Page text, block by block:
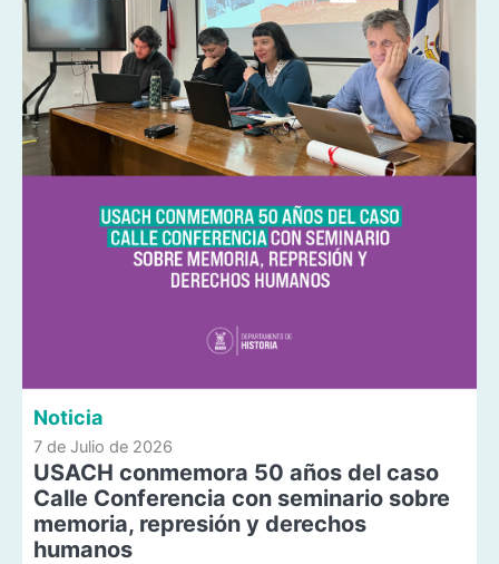
Noticia
7 de Julio de 2026
USACH conmemora 50 años del caso
Calle Conferencia con seminario sobre
memoria, represión y derechos
humanos